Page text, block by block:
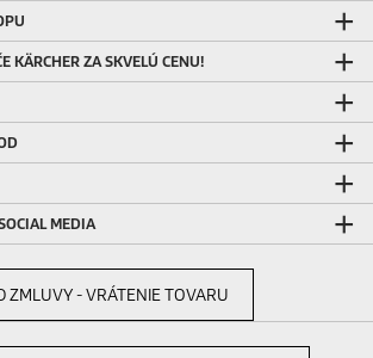
KÄRCHER ZA SKVELÚ CENU!
MEDIA
ZMLUVY - VRÁTENIE TOVARU